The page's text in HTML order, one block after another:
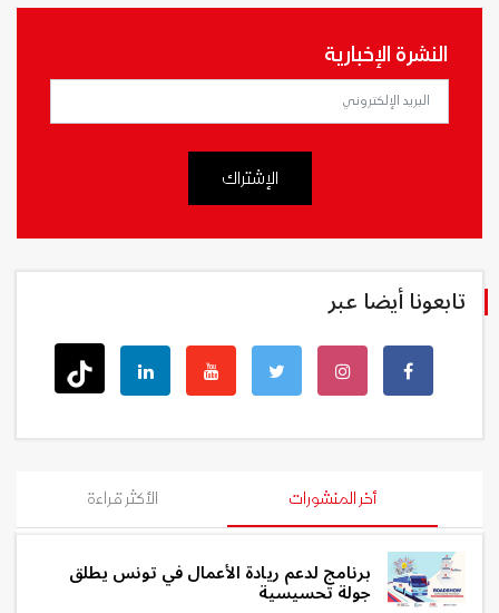
النشرة الإخبارية
الإشتراك
تابعونا أيضا عبر
أخر المنشورات الأكثر قراءة
برنامج لدعم ريادة الأعمال في تونس يطلق
جولة تحسيسية